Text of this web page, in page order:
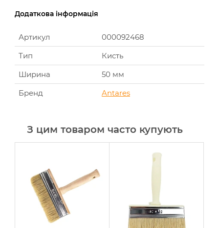
Додаткова інформація
Артикул
000092468
Тип
Кисть
Ширина
50 мм
Бренд
Antares
З цим товаром часто купують